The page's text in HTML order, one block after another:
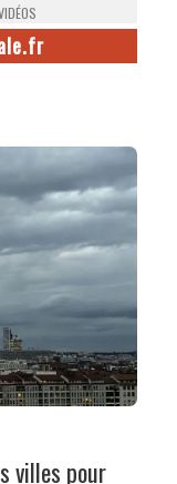
villes pour